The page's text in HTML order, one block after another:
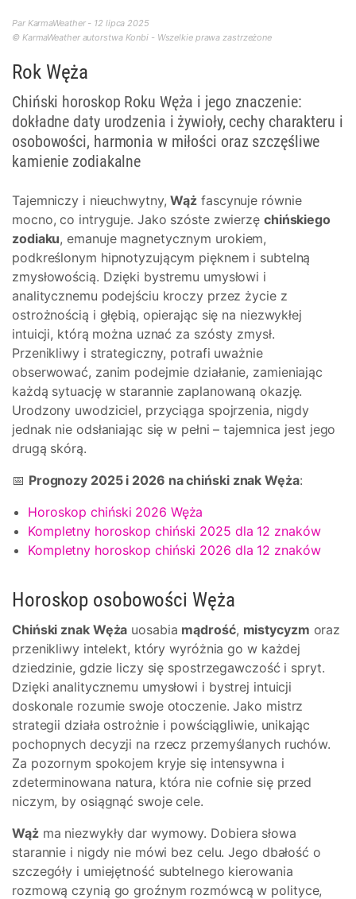
Par KarmaWeather - 12 lipca 2025
© KarmaWeather autorstwa Konbi - Wszelkie prawa zastrzeżone
Rok Węża
Chiński horoskop Roku Węża i jego znaczenie:
dokładne daty urodzenia i żywioły, cechy charakteru i
osobowości, harmonia w miłości oraz szczęśliwe
kamienie zodiakalne
Tajemniczy i nieuchwytny,Wąż fascynuje równie
mocno, co intryguje. Jako szóste zwierzę chińskiego
zodiaku, emanuje magnetycznym urokiem,
podkreślonym hipnotyzującym pięknem i subtelną
zmysłowością. Dzięki bystremu umysłowi i
analitycznemu podejściu kroczy przez życie z
ostrożnością i głębią, opierając się na niezwykłej
intuicji, którą można uznać za szósty zmysł.
Przenikliwy i strategiczny, potrafi uważnie
obserwować, zanim podejmie działanie, zamieniając
każdą sytuację w starannie zaplanowaną okazję.
Urodzony uwodziciel, przyciąga spojrzenia, nigdy
jednak nie odsłaniając się w pełni – tajemnica jest jego
drugą skórą.
📅 Prognozy 2025 i 2026 na chiński znak Węża:
Horoskop chiński 2026 Węża
Kompletny horoskop chiński 2025 dla 12 znaków
Kompletny horoskop chiński 2026 dla 12 znaków
Horoskop osobowości Węża
Chiński znak Węża uosabia mądrość, mistycyzm oraz
przenikliwy intelekt, który wyróżnia go w każdej
dziedzinie, gdzie liczy się spostrzegawczość i spryt.
Dzięki analitycznemu umysłowi i bystrej intuicji
doskonale rozumie swoje otoczenie. Jako mistrz
strategii działa ostrożnie i powściągliwie, unikając
pochopnych decyzji na rzecz przemyślanych ruchów.
Za pozornym spokojem kryje się intensywna i
zdeterminowana natura, która nie cofnie się przed
niczym, by osiągnąć swoje cele.
Wążma niezwykły dar wymowy. Dobiera słowa
starannie i nigdy nie mówi bez celu. Jego dbałość o
szczegóły i umiejętność subtelnego kierowania
rozmową czynią go groźnym rozmówcą w polityce,